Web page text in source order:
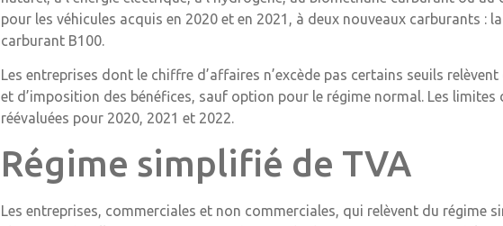
pour les véhicules acquis en 2020 et en 2021, à deux nouveaux carburants :
carburant B100.
Les entreprises dont le chiffre d’affaires n’excède pas certains seuils
et d’imposition des bénéfices, sauf option pour le régime normal. Les limites
réévaluées pour 2020, 2021 et 2022.
Régime simplifié de TVA
Les entreprises, commerciales et non commerciales, qui relèvent du régime